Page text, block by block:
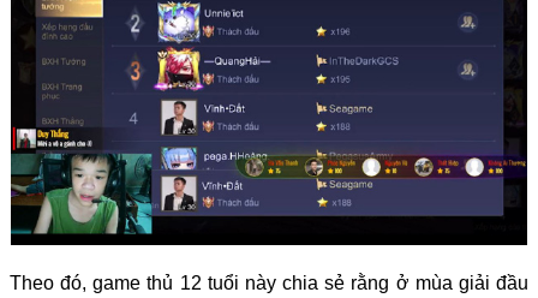
Theo đó, game thủ 12 tuổi này chia sẻ rằng ở mùa giải đầu